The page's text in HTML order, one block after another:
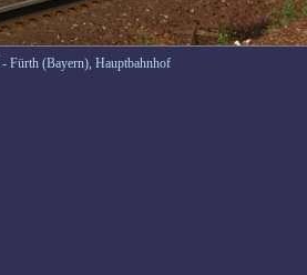
- Fürth (Bayern), Hauptbahnhof